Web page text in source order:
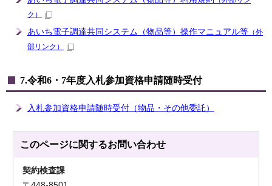
ク）
あいち電子調達共同システム（物品等）操作マニュアル等 （外
部リンク）
7.令和6・7年度入札参加資格申請随時受付
入札参加資格申請随時受付（物品・その他委託）
このページに関するお問い合わせ
契約検査課